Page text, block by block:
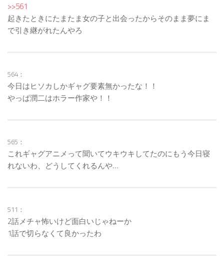
>>561
起きたときにたまたま女の子と出会ったからそのまま夢にま
で引き継がれたんやろ
564：
今日はヒソカしかギャグ要素無かったな！！
やっぱ潤二はホラー作家や！！
565：
これギャグアニメって聞いてウキウキしてたのにもう今日寝
れないわ、どうしてくれるんや…
511：
2話メチャ怖いけど面白いじゃねーか
1話で切らなくて良かったわ